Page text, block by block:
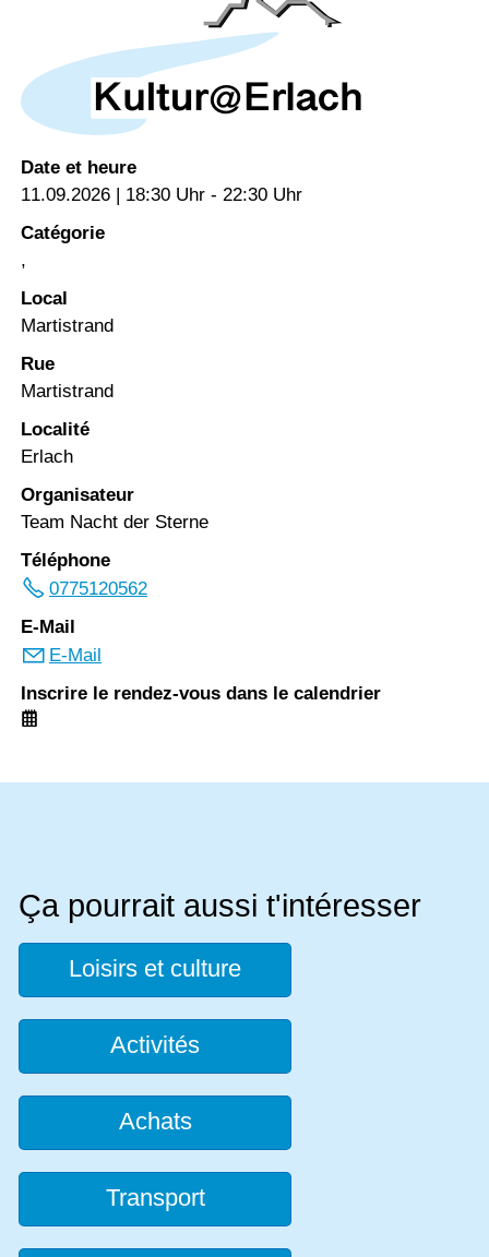
Date et heure
11.09.2026 | 18:30 Uhr - 22:30 Uhr
Catégorie
,
Local
Martistrand
Rue
Martistrand
Localité
Erlach
Organisateur
Team Nacht der Sterne
Téléphone
0775120562
E-Mail
E-Mail
Inscrire le rendez-vous dans le calendrier
Ça pourrait aussi t'intéresser
Loisirs et culture
Activités
Achats
Transport